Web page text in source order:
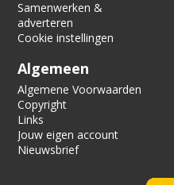
Samenwerken &
adverteren
Cookie instellingen
Algemeen
Algemene Voorwaarden
Copyright
Links
Jouw eigen account
Nieuwsbrief